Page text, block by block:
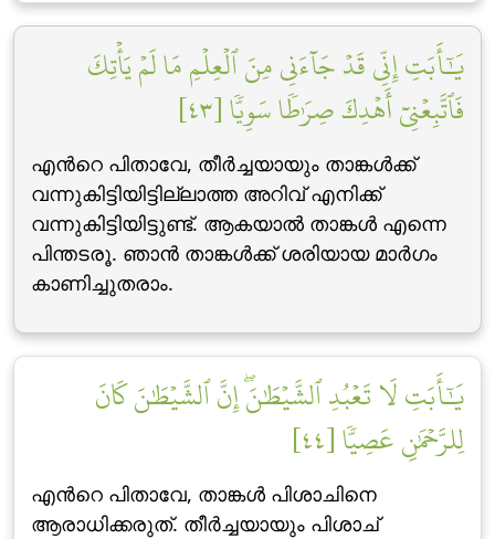
يَٰٓأَبَتِ إِنِّي قَدۡ جَآءَنِي مِنَ ٱلۡعِلۡمِ مَا لَمۡ يَأۡتِكَ
فَٱتَّبِعۡنِيٓ أَهۡدِكَ صِرَٰطٗا سَوِيّٗا [٤٣]
എന്‍റെ പിതാവേ, തീര്‍ച്ചയായും താങ്കള്‍ക്ക്
വന്നുകിട്ടിയിട്ടില്ലാത്ത അറിവ് എനിക്ക്
വന്നുകിട്ടിയിട്ടുണ്ട്‌. ആകയാല്‍ താങ്കള്‍ എന്നെ
പിന്തടരൂ. ഞാന്‍ താങ്കള്‍ക്ക് ശരിയായ മാര്‍ഗം
കാണിച്ചുതരാം.
يَٰٓأَبَتِ لَا تَعۡبُدِ ٱلشَّيۡطَٰنَۖ إِنَّ ٱلشَّيۡطَٰنَ كَانَ
لِلرَّحۡمَٰنِ عَصِيّٗا [٤٤]
എന്‍റെ പിതാവേ, താങ്കള്‍ പിശാചിനെ
ആരാധിക്കരുത്‌. തീര്‍ച്ചയായും പിശാച്